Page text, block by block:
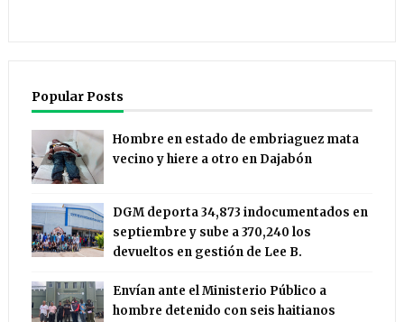
Popular Posts
Hombre en estado de embriaguez mata
vecino y hiere a otro en Dajabón
DGM deporta 34,873 indocumentados en
septiembre y sube a 370,240 los
devueltos en gestión de Lee B.
Envían ante el Ministerio Público a
hombre detenido con seis haitianos